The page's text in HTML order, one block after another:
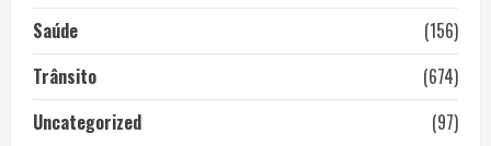
Saúde
(156)
Trânsito
(674)
Uncategorized
(97)